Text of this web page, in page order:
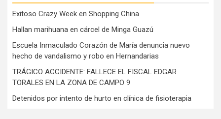
Exitoso Crazy Week en Shopping China
Hallan marihuana en cárcel de Minga Guazú
Escuela Inmaculado Corazón de María denuncia nuevo
hecho de vandalismo y robo en Hernandarias
TRÁGICO ACCIDENTE: FALLECE EL FISCAL EDGAR
TORALES EN LA ZONA DE CAMPO 9
Detenidos por intento de hurto en clínica de fisioterapia